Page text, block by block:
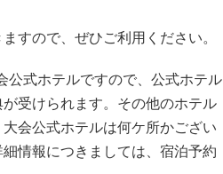
すので、ぜひご利用ください。
式ホテルですので、公式ホテル
受けられます。その他のホテル
会公式ホテルは何ケ所かござい
情報につきましては、宿泊予約